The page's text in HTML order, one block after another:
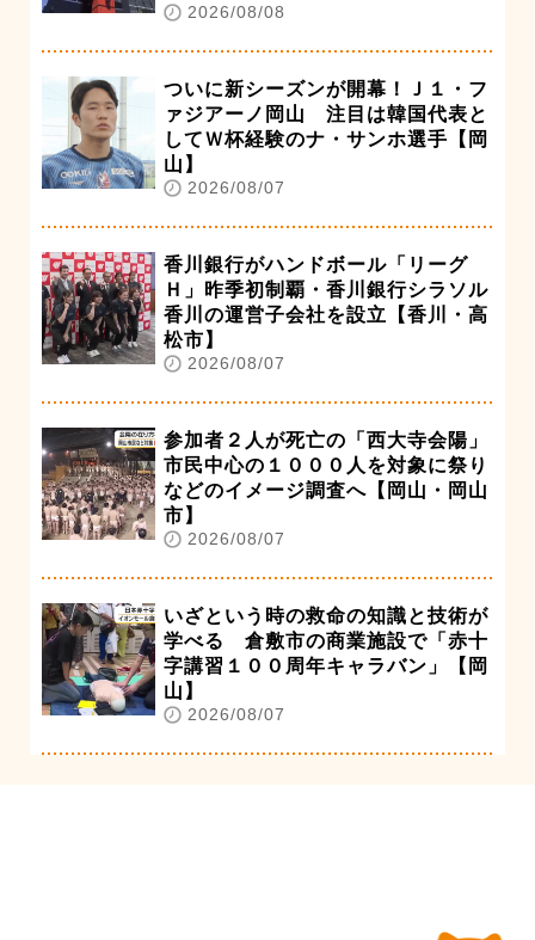
2026/08/08
ついに新シーズンが開幕！Ｊ１・フ
ァジアーノ岡山 注目は韓国代表と
してＷ杯経験のナ・サンホ選手【岡
山】
2026/08/07
香川銀行がハンドボール「リーグ
Ｈ」昨季初制覇・香川銀行シラソル
香川の運営子会社を設立【香川・高
松市】
2026/08/07
参加者２人が死亡の「西大寺会陽」
市民中心の１０００人を対象に祭り
などのイメージ調査へ【岡山・岡山
市】
2026/08/07
いざという時の救命の知識と技術が
学べる 倉敷市の商業施設で「赤十
字講習１００周年キャラバン」【岡
山】
2026/08/07